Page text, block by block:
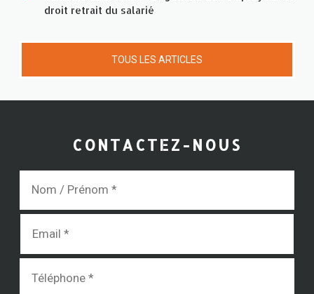
droit retrait du salarié
TOUS LES ARTICLES
CONTACTEZ-NOUS